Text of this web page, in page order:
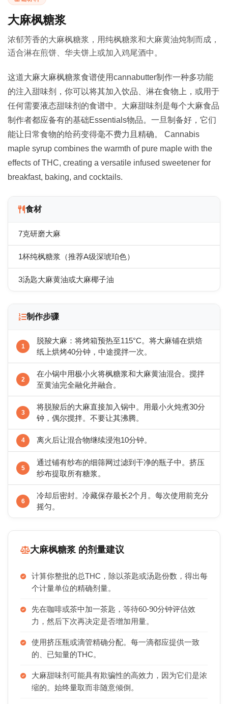
大麻枫糖浆
浓郁芳香的大麻枫糖浆，用纯枫糖浆和大麻黄油炖制而成，
适合淋在煎饼、华夫饼上或加入鸡尾酒中。
这道大麻大麻枫糖浆食谱使用cannabutter制作一种多功能
的注入甜味剂，你可以将其加入饮品、淋在食物上，或用于
任何需要液态甜味剂的食谱中。大麻甜味剂是每个大麻食品
制作者都应备有的基础Essentials物品。一旦制备好，它们
能让日常食物的给药变得毫不费力且精确。 Cannabis
maple syrup combines the warmth of pure maple with the
effects of THC, creating a versatile infused sweetener for
breakfast, baking, and cocktails.
食材
7克研磨大麻
1杯纯枫糖浆（推荐A级深琥珀色）
3汤匙大麻黄油或大麻椰子油
制作步骤
脱羧大麻：将烤箱预热至115°C。将大麻铺在烘焙
纸上烘烤40分钟，中途搅拌一次。
在小锅中用极小火将枫糖浆和大麻黄油混合。搅拌
至黄油完全融化并融合。
将脱羧后的大麻直接加入锅中。用最小火炖煮30分
钟，偶尔搅拌。不要让其沸腾。
离火后让混合物继续浸泡10分钟。
通过铺有纱布的细筛网过滤到干净的瓶子中。挤压
纱布提取所有糖浆。
冷却后密封。冷藏保存最长2个月。每次使用前充分
摇匀。
大麻枫糖浆 的剂量建议
计算你整批的总THC，除以茶匙或汤匙份数，得出每
个计量单位的精确剂量。
先在咖啡或茶中加一茶匙，等待60-90分钟评估效
力，然后下次再决定是否增加用量。
使用挤压瓶或滴管精确分配。每一滴都应提供一致
的、已知量的THC。
大麻甜味剂可能具有欺骗性的高效力，因为它们是浓
缩的。始终量取而非随意倾倒。